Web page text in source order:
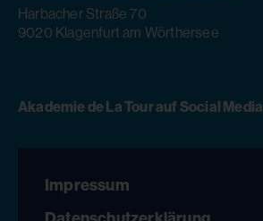
Harbacher Straße 70
9020 Klagenfurt am Wörthersee
Akademie de La Tour auf Social Media
Impressum